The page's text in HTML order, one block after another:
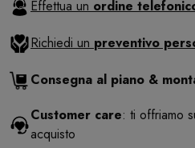
Effettua un ordine
Richiedi un preventivo
Consegna al piano &
Customer care: ti offriamo
acquisto